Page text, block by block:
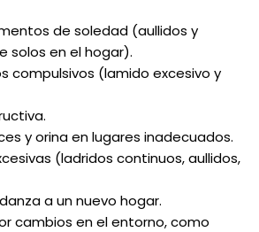
de soledad (aullidos y
solos en el hogar).
compulsivos (lamido excesivo y
y orina en lugares inadecuados.
(ladridos continuos, aullidos,
a un nuevo hogar.
cambios en el entorno, como